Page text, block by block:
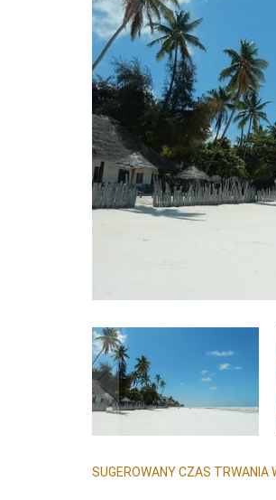
SUGEROWANY CZAS TRWANIA